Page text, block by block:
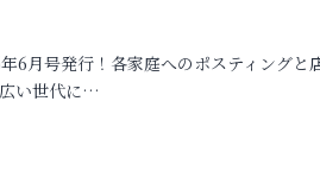
6月号発行！各家庭へのポスティングと
い世代に…